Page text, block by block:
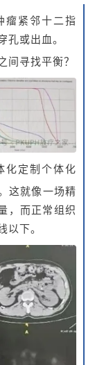
紧邻十二指
孔或出血。
间寻找平衡？
化定制个体化
这就像一场精
，而正常组织
以下。